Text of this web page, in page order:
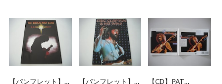
【パンフレット】
【パンフレット】
【CD】PAT